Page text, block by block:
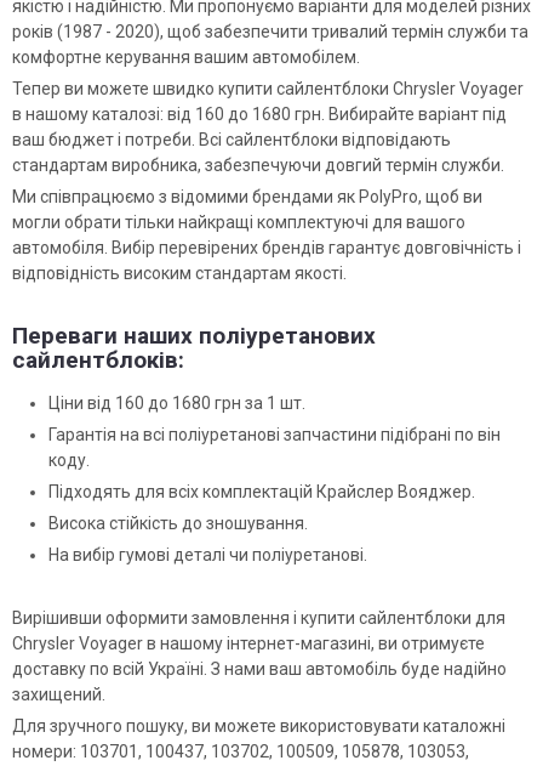
якістю і надійністю. Ми пропонуємо варіанти для моделей різних
років (1987 - 2020), щоб забезпечити тривалий термін служби та
комфортне керування вашим автомобілем.
Тепер ви можете швидко купити сайлентблоки Chrysler Voyager
в нашому каталозі: від 160 до 1680 грн. Вибирайте варіант під
ваш бюджет і потреби. Всі сайлентблоки відповідають
стандартам виробника, забезпечуючи довгий термін служби.
Ми співпрацюємо з відомими брендами як PolyPro, щоб ви
могли обрати тільки найкращі комплектуючі для вашого
автомобіля. Вибір перевірених брендів гарантує довговічність і
відповідність високим стандартам якості.
Переваги наших поліуретанових
сайлентблоків:
Ціни від 160 до 1680 грн за 1 шт.
Гарантія на всі поліуретанові запчастини підібрані по він
коду.
Підходять для всіх комплектацій Крайслер Вояджер.
Висока стійкість до зношування.
На вибір гумові деталі чи поліуретанові.
Вирішивши оформити замовлення і купити сайлентблоки для
Chrysler Voyager в нашому інтернет-магазині, ви отримуєте
доставку по всій Україні. З нами ваш автомобіль буде надійно
захищений.
Для зручного пошуку, ви можете використовувати каталожні
номери: 103701, 100437, 103702, 100509, 105878, 103053,